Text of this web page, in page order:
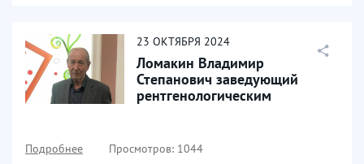
23 ОКТЯБРЯ 2024
Ломакин Владимир
Степанович заведующий
рентгенологическим
Подробнее Просмотров: 1044